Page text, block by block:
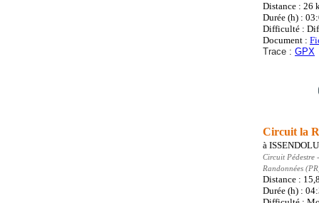
Distance : 26
Durée (h) :
Difficulté :
Document :
Trace : GPX
Circuit la
à
Circuit Pédestre
Randonnées
Distance :
Durée (h) :